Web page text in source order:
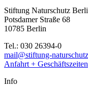
Stiftung Naturschutz
Potsdamer Straße 68
10785 Berlin
Tel.: 030 26394-0
mail@stiftung-
Anfahrt + Geschäftszeiten
Info